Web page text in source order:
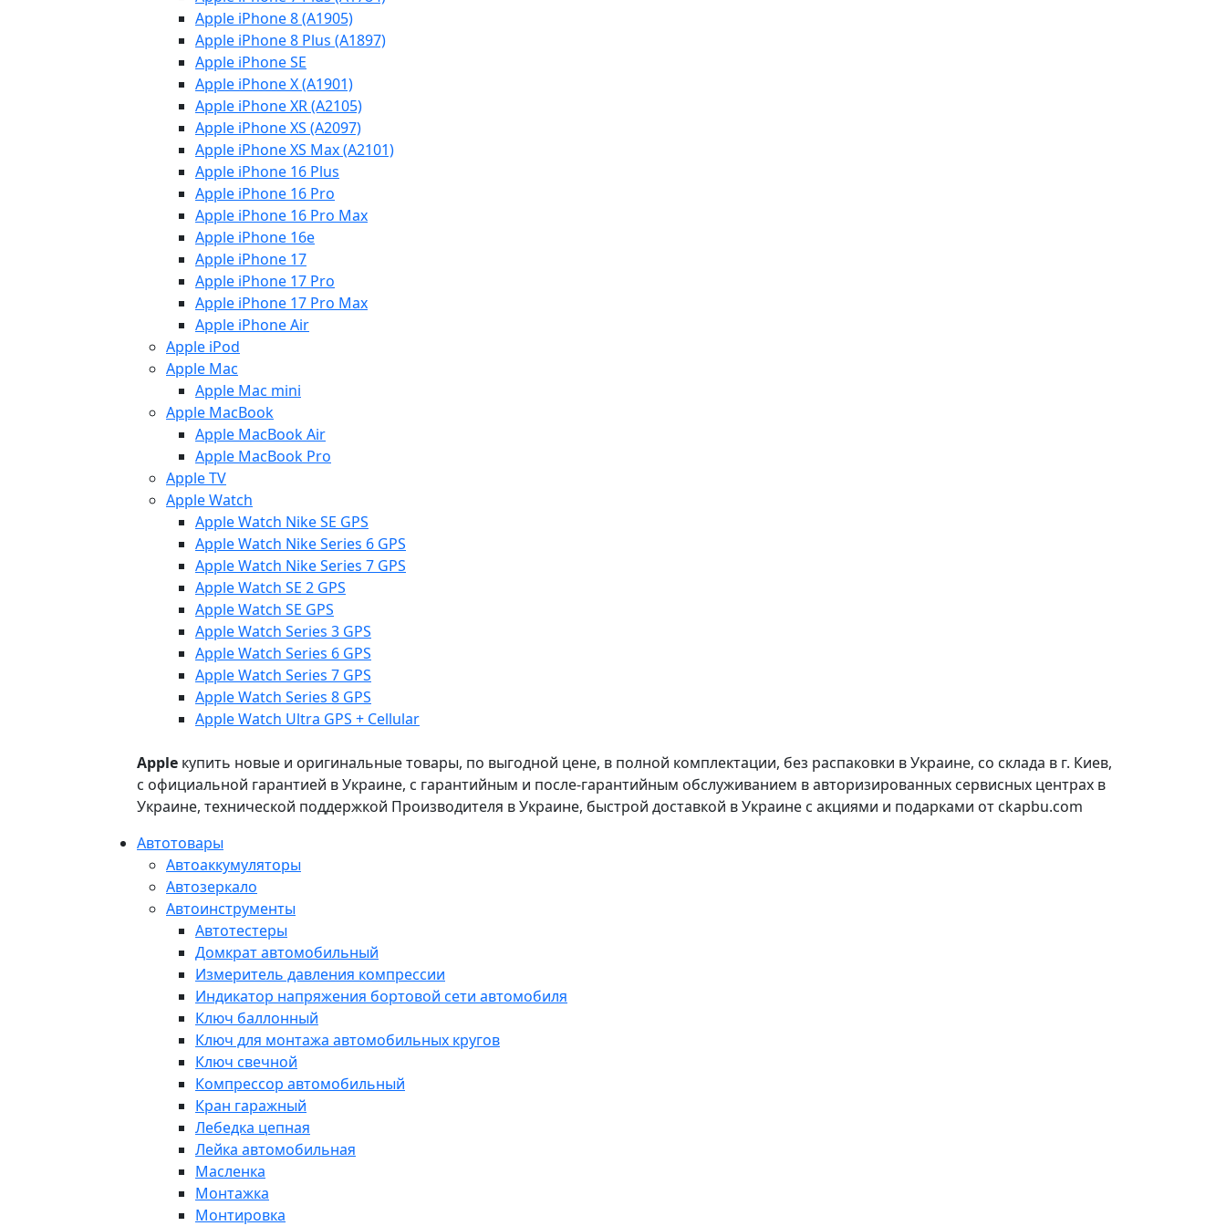
Apple iPhone 8 (A1905)
Apple iPhone 8 Plus (A1897)
Apple iPhone SE
Apple iPhone X (A1901)
Apple iPhone XR (A2105)
Apple iPhone XS (A2097)
Apple iPhone XS Max (A2101)
Apple iPhone 16 Plus
Apple iPhone 16 Pro
Apple iPhone 16 Pro Max
Apple iPhone 16e
Apple iPhone 17
Apple iPhone 17 Pro
Apple iPhone 17 Pro Max
Apple iPhone Air
Apple iPod
Apple Mac
Apple Mac mini
Apple MacBook
Apple MacBook Air
Apple MacBook Pro
Apple TV
Apple Watch
Apple Watch Nike SE GPS
Apple Watch Nike Series 6 GPS
Apple Watch Nike Series 7 GPS
Apple Watch SE 2 GPS
Apple Watch SE GPS
Apple Watch Series 3 GPS
Apple Watch Series 6 GPS
Apple Watch Series 7 GPS
Apple Watch Series 8 GPS
Apple Watch Ultra GPS + Cellular
Apple купить новые и оригинальные товары, по выгодной цене, в полной комплектации, без распаковки в Украине, со склада в г. Киев,
с официальной гарантией в Украине, с гарантийным и после-гарантийным обслуживанием в авторизированных сервисных центрах в
Украине, технической поддержкой Производителя в Украине, быстрой доставкой в Украине с акциями и подарками от ckapbu.com
Автотовары
Автоаккумуляторы
Автозеркало
Автоинструменты
Автотестеры
Домкрат автомобильный
Измеритель давления компрессии
Индикатор напряжения бортовой сети автомобиля
Ключ баллонный
Ключ для монтажа автомобильных кругов
Ключ свечной
Компрессор автомобильный
Кран гаражный
Лебедка цепная
Лейка автомобильная
Масленка
Монтажка
Монтировка